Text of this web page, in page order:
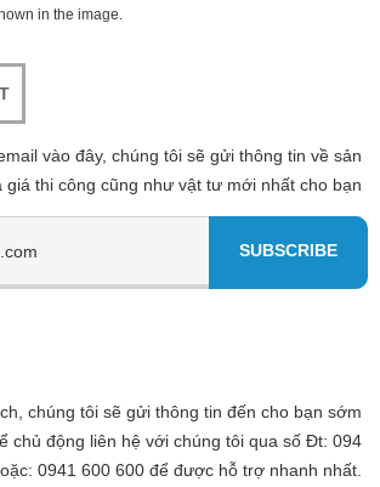
in the image.
vào đây, chúng tôi sẽ gửi thông tin về sản
giá thi công cũng như vật tư mới nhất cho bạn
chúng tôi sẽ gửi thông tin đến cho bạn sớm
chủ động liên hệ với chúng tôi qua số Đt: 094
0941 600 600 để được hỗ trợ nhanh nhất.